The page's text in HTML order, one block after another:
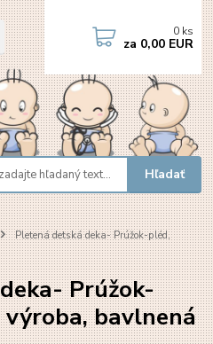
Hľadať
0 ks
za 0,00 EUR
Pletená detská deka- Prúžok-pléd,
Prúžok-
bavlnená